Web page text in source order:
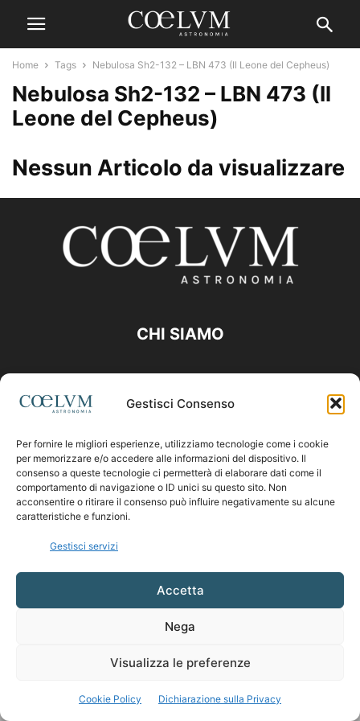
Gestisci Consenso
Per fornire le migliori esperienze, utilizziamo tecnologie come i cookie
per memorizzare e/o accedere alle informazioni del dispositivo. Il
consenso a queste tecnologie ci permetterà di elaborare dati come il
comportamento di navigazione o ID unici su questo sito. Non
acconsentire o ritirare il consenso può influire negativamente su alcune
caratteristiche e funzioni.
Gestisci servizi
Accetta
Nega
Visualizza le preferenze
Cookie Policy Dichiarazione sulla Privacy
Home Tags Nebulosa Sh2-132 – LBN 473 (Il Leone del Cepheus)
Nebulosa Sh2-132 – LBN 473 (Il
Leone del Cepheus)
Nessun Articolo da visualizzare
CHI SIAMO